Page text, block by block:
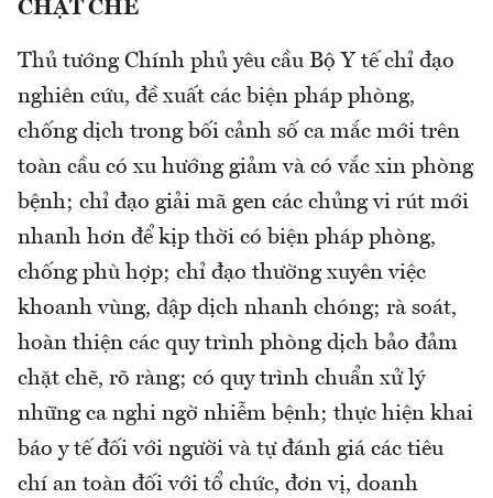
CHẶT CHẼ
Thủ tướng Chính phủ yêu cầu Bộ Y tế chỉ đạo
nghiên cứu, đề xuất các biện pháp phòng,
chống dịch trong bối cảnh số ca mắc mới trên
toàn cầu có xu hướng giảm và có vắc xin phòng
bệnh; chỉ đạo giải mã gen các chủng vi rút mới
nhanh hơn để kịp thời có biện pháp phòng,
chống phù hợp; chỉ đạo thường xuyên việc
khoanh vùng, dập dịch nhanh chóng; rà soát,
hoàn thiện các quy trình phòng dịch bảo đảm
chặt chẽ, rõ ràng; có quy trình chuẩn xử lý
những ca nghi ngờ nhiễm bệnh; thực hiện khai
báo y tế đối với người và tự đánh giá các tiêu
chí an toàn đối với tổ chức, đơn vị, doanh